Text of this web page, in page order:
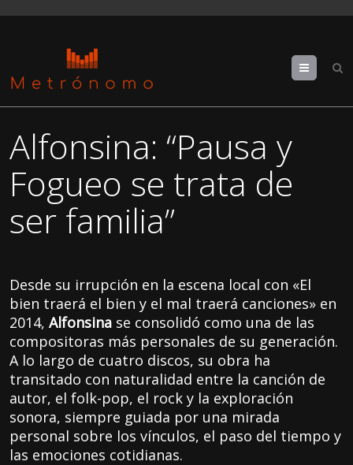
Menu
Alfonsina: “Pausa y
Fogueo se trata de
ser familia”
Desde su irrupción en la escena local con «El
bien traerá el bien y el mal traerá canciones» en
2014,Alfonsina se consolidó como una de las
compositoras más personales de su generación.
A lo largo de cuatro discos, su obra ha
transitado con naturalidad entre la canción de
autor, el folk-pop, el rock y la exploración
sonora, siempre guiada por una mirada
personal sobre los vínculos, el paso del tiempo y
las emociones cotidianas.